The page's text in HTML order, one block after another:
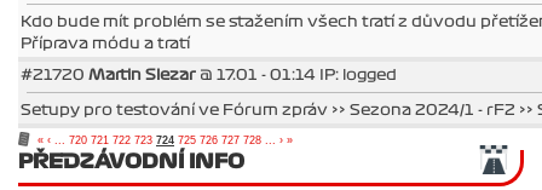
Kdo bude mít problém se stažením všech tratí z důvodu
Příprava módu a tratí
#21720 Martin Slezar @ 17.01 - 01:14 IP: logged
Setupy pro testování ve Fórum zpráv >> Sezona 2024/1 - rF2
« ‹ 720 721 722 723 724 725 726 727 728 › »
PŘEDZÁVODNÍ INFO